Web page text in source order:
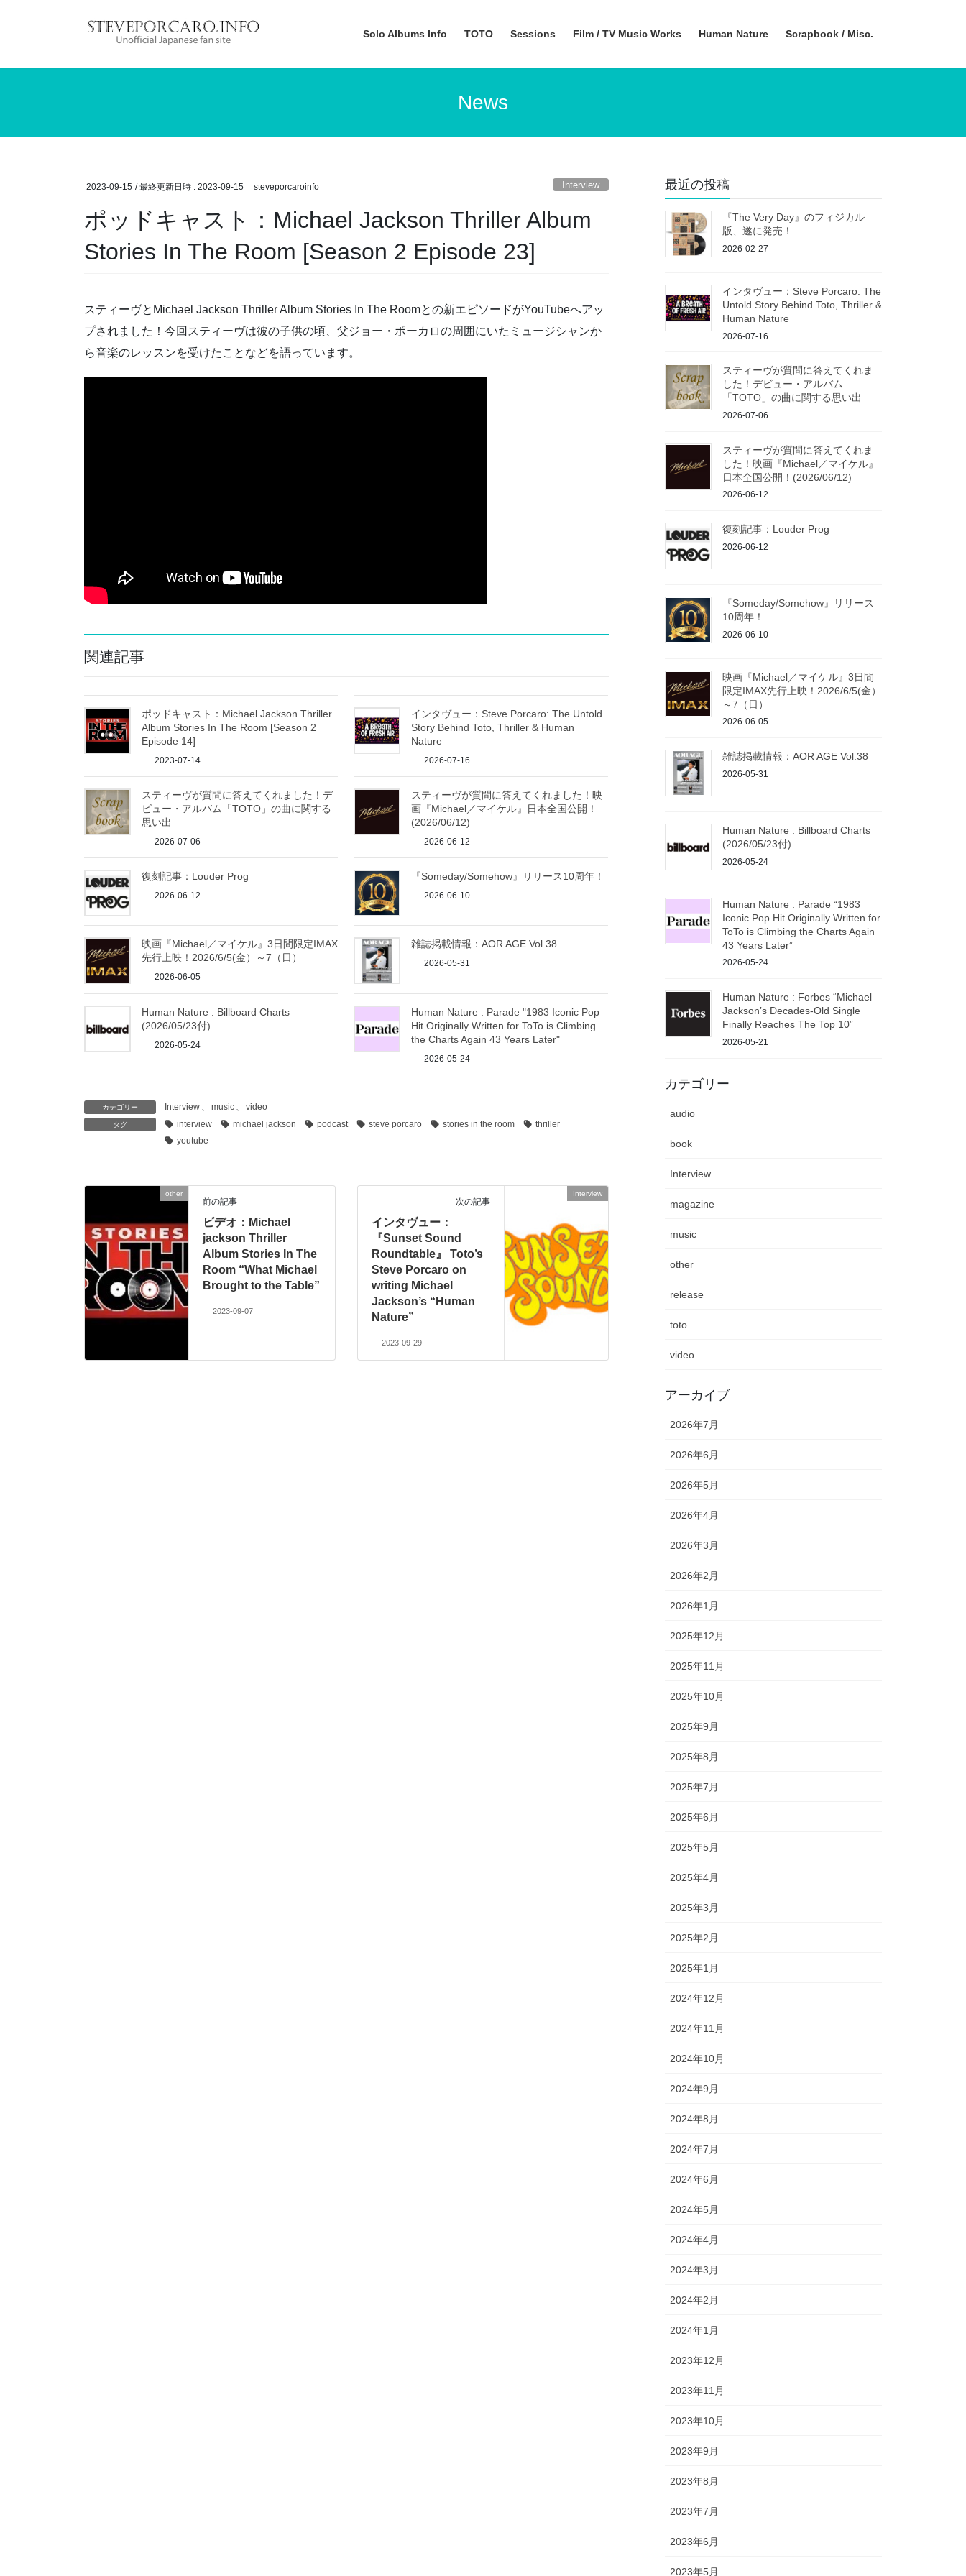
Solo Albums Info TOTO Sessions Film / TV Music Works Human Nature Scrapbook / Misc.
News
2023-09-15 / 最終更新日時 : 2023-09-15 steveporcaroinfo Interview
ポッドキャスト：Michael Jackson Thriller Album
Stories In The Room [Season 2 Episode 23]
スティーヴとMichael Jackson Thriller Album Stories In The Roomとの新エピソードがYouTubeへアッ
プされました！今回スティーヴは彼の子供の頃、父ジョー・ポーカロの周囲にいたミュージシャンか
ら音楽のレッスンを受けたことなどを語っています。
関連記事
ポッドキャスト：Michael Jackson Thriller
Album Stories In The Room [Season 2
Episode 14]
2023-07-14
インタヴュー：Steve Porcaro: The Untold
Story Behind Toto, Thriller & Human
Nature
2026-07-16
スティーヴが質問に答えてくれました！デ
ビュー・アルバム「TOTO」の曲に関する
思い出
2026-07-06
スティーヴが質問に答えてくれました！映
画『Michael／マイケル』日本全国公開！
(2026/06/12)
2026-06-12
復刻記事：Louder Prog
2026-06-12
『Someday/Somehow』リリース10周年！
2026-06-10
映画『Michael／マイケル』3日間限定IMAX
先行上映！2026/6/5(金）～7（日）
2026-06-05
雑誌掲載情報：AOR AGE Vol.38
2026-05-31
Human Nature : Billboard Charts
(2026/05/23付)
2026-05-24
Human Nature : Parade "1983 Iconic Pop
Hit Originally Written for ToTo is Climbing
the Charts Again 43 Years Later"
2026-05-24
カテゴリー Interview 、 music 、 video
タグ interview michael jackson podcast steve porcaro stories in the room
thriller
youtube
other
前の記事
ビデオ：Michael
jackson Thriller
Album Stories In The
Room “What Michael
Brought to the Table”
2023-09-07
Interview
次の記事
インタヴュー：
『Sunset Sound
Roundtable』 Toto’s
Steve Porcaro on
writing Michael
Jackson’s “Human
Nature”
2023-09-29
最近の投稿
『The Very Day』のフィジカル
版、遂に発売！
2026-02-27
インタヴュー：Steve Porcaro: The
Untold Story Behind Toto, Thriller &
Human Nature
2026-07-16
スティーヴが質問に答えてくれま
した！デビュー・アルバム
「TOTO」の曲に関する思い出
2026-07-06
スティーヴが質問に答えてくれま
した！映画『Michael／マイケル』
日本全国公開！(2026/06/12)
2026-06-12
復刻記事：Louder Prog
2026-06-12
『Someday/Somehow』リリース
10周年！
2026-06-10
映画『Michael／マイケル』3日間
限定IMAX先行上映！2026/6/5(金）
～7（日）
2026-06-05
雑誌掲載情報：AOR AGE Vol.38
2026-05-31
Human Nature : Billboard Charts
(2026/05/23付)
2026-05-24
Human Nature : Parade “1983
Iconic Pop Hit Originally Written for
ToTo is Climbing the Charts Again
43 Years Later”
2026-05-24
Human Nature : Forbes “Michael
Jackson’s Decades-Old Single
Finally Reaches The Top 10”
2026-05-21
カテゴリー
audio
book
Interview
magazine
music
other
release
toto
video
アーカイブ
2026年7月
2026年6月
2026年5月
2026年4月
2026年3月
2026年2月
2026年1月
2025年12月
2025年11月
2025年10月
2025年9月
2025年8月
2025年7月
2025年6月
2025年5月
2025年4月
2025年3月
2025年2月
2025年1月
2024年12月
2024年11月
2024年10月
2024年9月
2024年8月
2024年7月
2024年6月
2024年5月
2024年4月
2024年3月
2024年2月
2024年1月
2023年12月
2023年11月
2023年10月
2023年9月
2023年8月
2023年7月
2023年6月
2023年5月